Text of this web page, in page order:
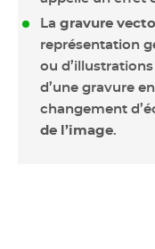
La gravure
représentation
ou
d’une gravure
changement
de l’image.